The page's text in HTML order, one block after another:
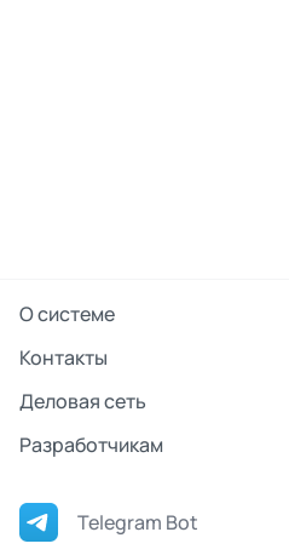
О системе
Контакты
Деловая сеть
Разработчикам
Telegram Bot